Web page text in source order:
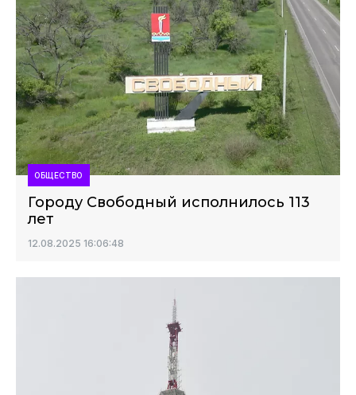
ОБЩЕСТВО
Городу Свободный исполнилось 113
лет
12.08.2025 16:06:48